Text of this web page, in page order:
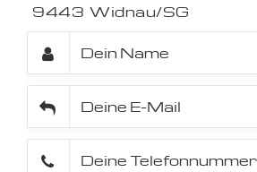
9443 Widnau/SG